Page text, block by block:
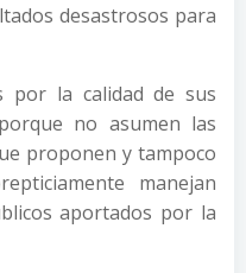
desastrosos para
por la calidad de sus
no asumen las
proponen y tampoco
manejan
aportados por la